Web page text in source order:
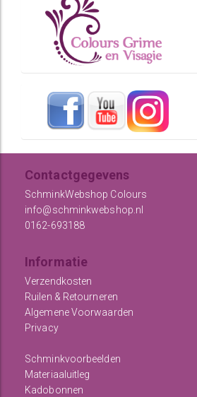
Contactgegevens
SchminkWebshop Colours
info@schminkwebshop.nl
0162-693188
Informatie
Verzendkosten
Ruilen & Retourneren
Algemene Voorwaarden
Privacy
Schminkvoorbeelden
Materiaaluitleg
Kadobonnen